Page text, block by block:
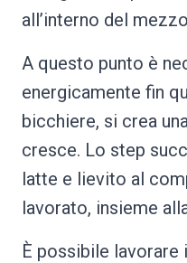
all’interno del
A questo punto è
energicamente fin
bicchiere, si crea
cresce. Lo step
latte e lievito al
lavorato, insieme
È possibile